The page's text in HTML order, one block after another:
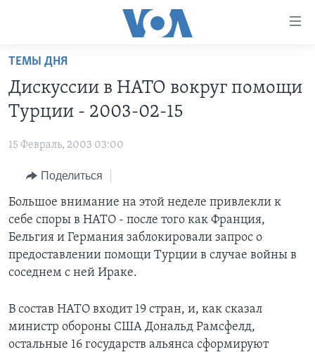
Перейти
основной
контент
Перейти
навигации
Перейти
поиск
ПРОГРАММЫ
НОВОСТИ ЗА МИНУТУ
ИТОГИ
ПОЧЕМУ ЭТО ВАЖНО?
ДИСКУССИЯ VOA
ДЕТАЛИ
НЬЮ-ЙОРК NEW YORK
АМЕРИКА. БОЛЬШОЕ ПУТЕШЕСТВИЕ
ПРОЕКТЫ
УЧИМ АНГЛИЙСКИЙ
НАША АМЕРИКАНСКАЯ ИСТОРИЯ
А КАК В АМЕРИКЕ?
АРТЕФАКТЫ
АМЕРИКАНСКИЕ ГОРОДКИ
ТЕСТЫ
ЭКСПЕРТИЗА
ИНТЕРВЬЮ
ФАКТЫ ПРОТИВ ФЕЙКОВ
ЗА СВОБОДУ ПРЕССЫ
УЧИМ АНГЛИЙСКИЙ
ВИДЕО
ПОДПИСКА НА НОВОСТИ
Learning English
ТЕМЫ ДНЯ
Дискуссии в НАТО вокруг помощи
Турции - 2003-02-15
15 Февраль, 2003 03:00
Поделиться
Большое внимание на этой неделе привлекли к
себе споры в НАТО - после того как Франция,
Бельгия и Германия заблокировали запрос о
предоставлении помощи Турции в случае войны в
соседнем с ней Ираке.
В состав НАТО входит 19 стран, и, как сказал
министр обороны США Дональд Рамсфелд,
остальные 16 государств альянса сформируют